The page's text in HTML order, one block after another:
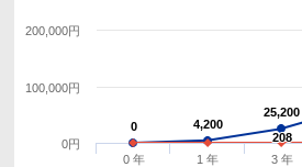
0
0 4,200
4,200
25,200
25,200
208
208
0 年 1 年 3 年
0円
100,000円
200,000円